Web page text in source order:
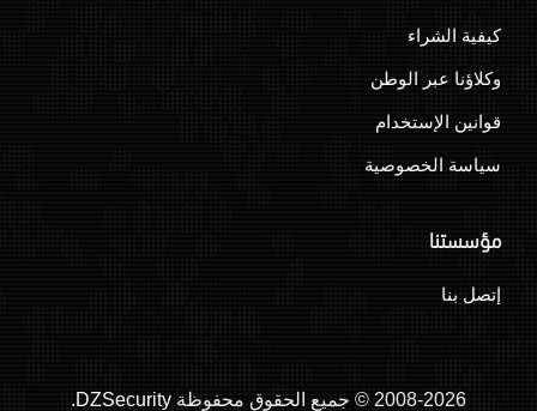
كيفية الشراء
وكلاؤنا عبر الوطن
قوانين الإستخدام
سياسة الخصوصية
مؤسستنا
إتصل بنا
2008-2026 © جميع الحقوق محفوظة DZSecurity
.